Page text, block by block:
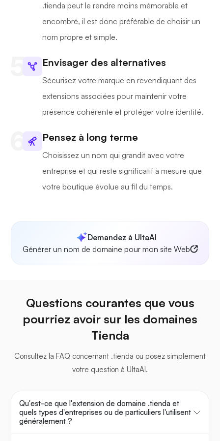
.tienda peut le rendre moins mémorable et
encombré, il est donc préférable de choisir un
nom propre et simple.
Envisager des alternatives
Sécurisez votre marque en revendiquant des
extensions associées pour maintenir votre
présence cohérente et protéger votre identité.
Pensez à long terme
Choisissez un nom qui grandit avec votre
entreprise et qui reste significatif à mesure que
votre boutique évolue au fil du temps.
Demandez à UltaAI
Générer un nom de domaine pour mon site Web
Questions courantes que vous
pourriez avoir sur les domaines
Tienda
Consultez la FAQ concernant .tienda ou posez simplement
votre question à UltaAI.
Qu'est-ce que l'extension de domaine .tienda et
quels types d'entreprises ou de particuliers l'utilisent
généralement ?